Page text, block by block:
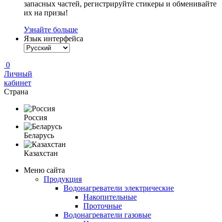
запасных частей, регистрируйте стикеры и обменивайте
их на призы!
Узнайте больше
Язык интерфейса
0
Личный
кабинет
Страна
Россия
Беларусь
Казахстан
Меню сайта
Продукция
Водонагреватели электрические
Накопительные
Проточные
Водонагреватели газовые